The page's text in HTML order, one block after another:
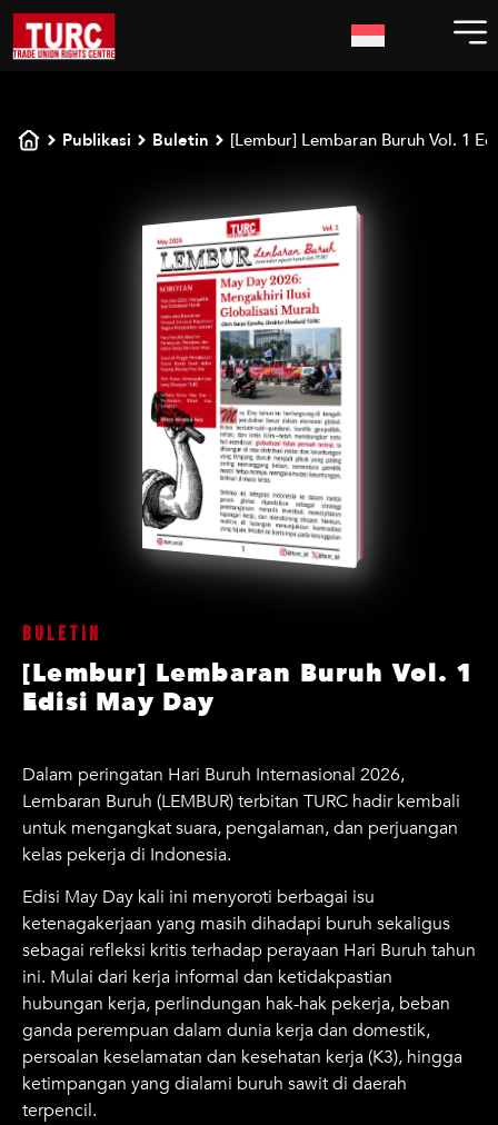
Publikasi Buletin [Lembur] Lembaran Buruh Vol. 1
Buletin
[Lembur] Lembaran Buruh Vol. 1
Edisi May Day
Dalam peringatan Hari Buruh Internasional 2026,
Lembaran Buruh (LEMBUR) terbitan TURC hadir kembali
untuk mengangkat suara, pengalaman, dan perjuangan
kelas pekerja di Indonesia.
Edisi May Day kali ini menyoroti berbagai isu
ketenagakerjaan yang masih dihadapi buruh sekaligus
sebagai refleksi kritis terhadap perayaan Hari Buruh tahun
ini. Mulai dari kerja informal dan ketidakpastian
hubungan kerja, perlindungan hak-hak pekerja, beban
ganda perempuan dalam dunia kerja dan domestik,
persoalan keselamatan dan kesehatan kerja (K3), hingga
ketimpangan yang dialami buruh sawit di daerah
terpencil.